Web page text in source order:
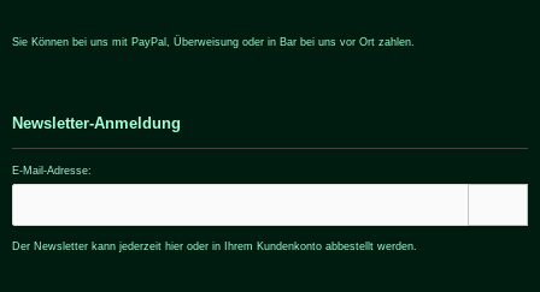
Sie Können bei uns mit PayPal, Überweisung oder in Bar bei uns vor Ort zahlen.
Newsletter-Anmeldung
E-Mail-Adresse:
Der Newsletter kann jederzeit hier oder in Ihrem Kundenkonto abbestellt werden.